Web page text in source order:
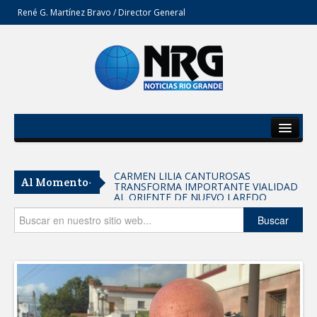
René G. Martínez Bravo / Director General
Del Estado
Secciones
Opinión
Al Momento- CARMEN LILIA CANTUROSAS
TRANSFORMA IMPORTANTE VIALIDAD
AL ORIENTE DE NUEVO LAREDO
Tomaron vecinos de Integración Familiar
iniciativa de Acción y Conciencia
Fortalece la UAT el acceso a la
educación superior en comunidades
REFUERZA BIENESTAR ANIMAL
LABORES DE ATENCIÓN PARA REDUCIR
Buscar